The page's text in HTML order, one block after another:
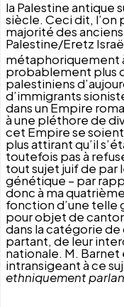
la Palestine antique
siècle. Ceci dit, l’on
majorité des
Palestine/Eretz
métaphoriquement
probablement plus
palestiniens
d’immigrants
dans un Empire
à une pléthore de
cet Empire se
plus attirant qu’il
toutefois pas à
tout sujet juif de par
génétique – par
donc à ma
fonction d’une telle
pour objet de
dans la catégorie
partant, de leur
nationale. M.
intransigeantà ce
ethniquement